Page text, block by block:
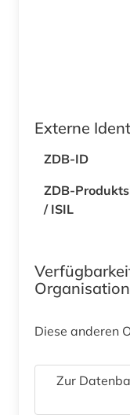
Externe
ZDB-ID
ZDB-
/ ISIL
Diese anderen
Zur